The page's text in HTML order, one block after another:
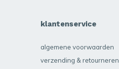
klantenservice
algemene voorwaarden
verzending & retourneren